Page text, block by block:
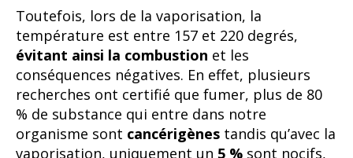
Toutefois, lors de la vaporisation, la
température est entre 157 et 220 degrés,
évitant ainsi la combustion et les
conséquences négatives. En effet, plusieurs
recherches ont certifié que fumer, plus de 80
% de substance qui entre dans notre
organisme sont cancérigènes tandis qu’avec la
vaporisation, uniquement un 5 % sont nocifs,